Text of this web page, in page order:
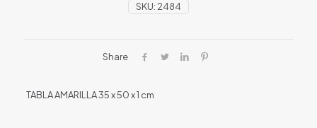
SKU: 2484
Share
TABLA AMARILLA 35 x 50 x 1 cm